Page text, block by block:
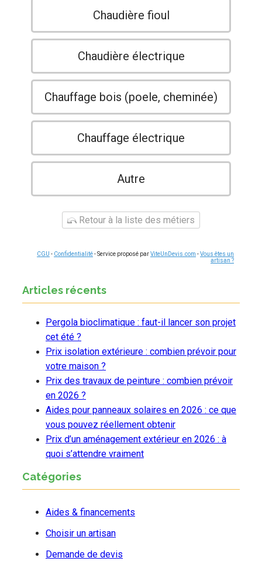
Chaudière fioul
Chaudière électrique
Chauffage bois (poele, cheminée)
Chauffage électrique
Autre
Retour à la liste des métiers
CGU - Confidentialité- Service proposé parViteUnDevis.com -Vous êtes un
artisan ?
Articles récents
Pergola bioclimatique : faut-il lancer son projet
cet été ?
Prix isolation extérieure : combien prévoir pour
votre maison ?
Prix des travaux de peinture : combien prévoir
en 2026 ?
Aides pour panneaux solaires en 2026 : ce que
vous pouvez réellement obtenir
Prix d’un aménagement extérieur en 2026 : à
quoi s’attendre vraiment
Catégories
Aides & financements
Choisir un artisan
Demande de devis